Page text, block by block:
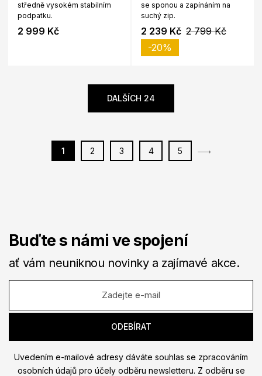
středně vysokém stabilním
podpatku.
2 999 Kč
se sponou a zapínáním na
suchý zip.
2 239 Kč 2 799 Kč
-20%
1 2 3 4 5
DALŠÍCH 24
Buďte s námi ve spojení
ať vám neuniknou novinky a zajímavé akce.
Uvedením e-mailové adresy dáváte souhlas se zpracováním
osobních údajů pro účely odběru newsletteru. Z odběru se